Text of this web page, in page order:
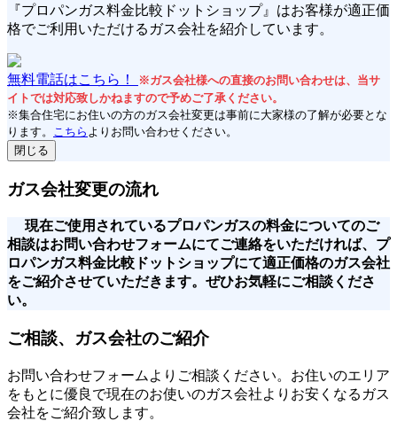
『プロパンガス料金比較ドットショップ』はお客様が適正価
格でご利用いただけるガス会社を紹介しています。
無料電話はこちら！
※ガス会社様への直接のお問い合わせは、当サ
イトでは対応致しかねますので予めご了承ください。
※集合住宅にお住いの方のガス会社変更は事前に大家様の了解が必要とな
ります。
こちら よりお問い合わせください。
閉じる
ガス会社変更の流れ
現在ご使用されているプロパンガスの料金についてのご
相談はお問い合わせフォームにてご連絡をいただければ、プ
ロパンガス料金比較ドットショップにて適正価格のガス会社
をご紹介させていただきます。ぜひお気軽にご相談くださ
い。
ご相談、ガス会社のご紹介
お問い合わせフォームよりご相談ください。お住いのエリア
をもとに優良で現在のお使いのガス会社よりお安くなるガス
会社をご紹介致します。